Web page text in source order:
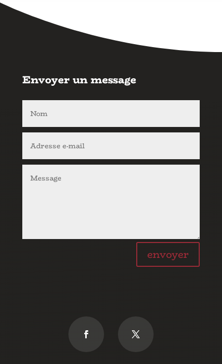
Envoyer un message
envoyer